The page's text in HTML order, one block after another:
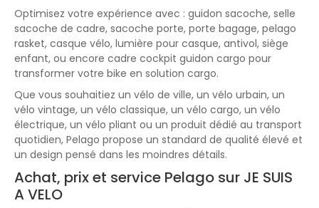
Optimisez votre expérience avec : guidon sacoche, selle
sacoche de cadre, sacoche porte, porte bagage, pelago
rasket, casque vélo, lumière pour casque, antivol, siège
enfant, ou encore cadre cockpit guidon cargo pour
transformer votre bike en solution cargo.
Que vous souhaitiez un vélo de ville, un vélo urbain, un
vélo vintage, un vélo classique, un vélo cargo, un vélo
électrique, un vélo pliant ou un produit dédié au transport
quotidien, Pelago propose un standard de qualité élevé et
un design pensé dans les moindres détails.
Achat, prix et service Pelago sur JE SUIS
A VELO